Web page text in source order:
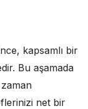
kapsamlı bir
Bu aşamada
net bir